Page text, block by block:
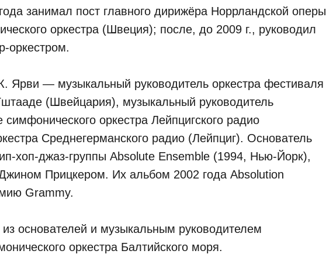
занимал пост главного дирижёра Норрландской оперы
оркестра (Швеция); после, до 2009 г., руководил
оркестром.
Ярви — музыкальный руководитель оркестра фестиваля
(Швейцария), музыкальный руководитель
оркестра Лейпцигского радио
Среднегерманского радио (Лейпциг). Основатель
хоп-джаз-группы Absolute Ensemble (1994, Нью-Йорк),
Прицкером. Их альбом 2002 года Absolution
Grammy.
основателей и музыкальным руководителем
оркестра Балтийского моря.